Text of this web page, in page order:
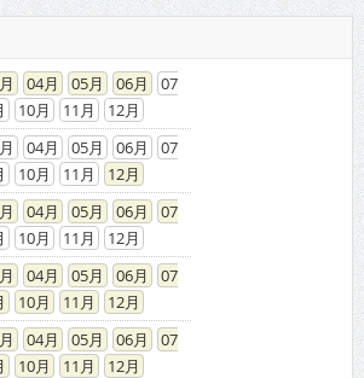
04 05 06
07
10 11
12
04 05 06
07
10 11
12
04 05 06
07
10 11
12
04 05 06
07
10 11
12
04 05 06
07
10 11
12